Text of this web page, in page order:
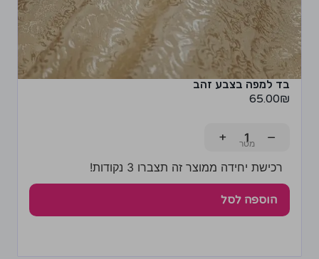
בד למפה בצבע זהב
65.00₪
−
+
רכישת יחידה ממוצר זה תצברו 3 נקודות!
הוספה לסל